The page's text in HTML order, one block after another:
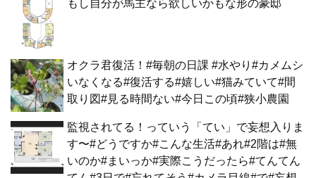
もし自分が馬主なら欲しいかもな形の豪邸
オクラ君復活！#毎朝の日課 #水やり#カメムシ
いなくなる#復活する#嬉しい#猫みていて#間
取り図#見る時間ない#今日この頃#狭小農園
監視されてる！っていう「てい」で妄想入りま
す〜#どうですか#こんな生活#あれ#2階は#無
いのか#まいっか#実際こうだったら#てんてん